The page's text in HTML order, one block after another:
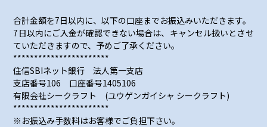
合計金額を7日以内に、以下の口座までお振込みいただきます。
7日以内にご入金が確認できない場合は、キャンセル扱いとさせ
ていただきますので、予めご了承ください。
***********************
住信SBIネット銀行 法人第一支店
支店番号106 口座番号1405106
有限会社シークラフト (ユウゲンガイシャ シークラフト)
***********************
※お振込み手数料はお客様でご負担下さい。